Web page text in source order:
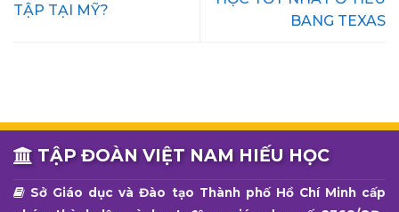
TẬP TẠI MỸ?
BANG TEXAS
TẬP ĐOÀN VIỆT NAM HIẾU HỌC
Sở Giáo dục và Đào tạo Thành phố Hồ Chí Minh cấp